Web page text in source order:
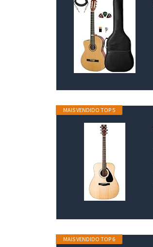
MAIS VENDIDO TOP 5
MAIS VENDIDO TOP 6